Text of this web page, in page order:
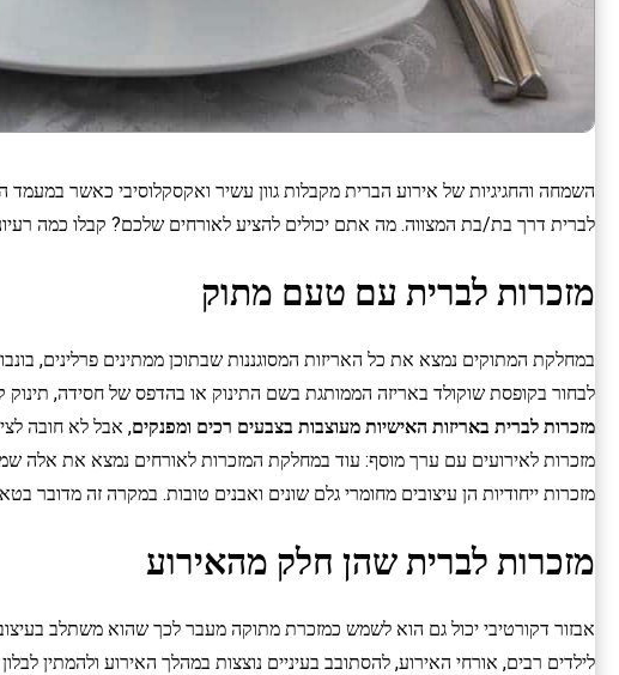
השמחה והחגיגיות של אירוע הברית מקבלות גוון עשיר ואקסקלוסיבי כאשר
לברית דרך בת/בת המצווה. מה אתם יכולים להציע לאורחים שלכם? קבלו כמה
מזכרות לברית עם טעם מתוק
במחלקת המתוקים נמצא את כל האריזות המסוגננות שבתוכן ממתינים פרלינים,
לבחור בקופסת שוקולד באריזה הממותגת בשם התינוק או בהדפס של חסידה, תינוק
מזכרות לברית באריזות האישיות מעוצבות בצבעים רכים ומפנקים, אבל לא חובה
מזכרות לאירועים עם ערך מוסף: עוד במחלקת המזכרות לאורחים נמצא את אלה
מזכרות ייחודיות הן עיצובים מחומרי גלם שונים ואבנים טובות. במקרה זה מדובר
מזכרות לברית שהן חלק מהאירוע
אבזור דקורטיבי יכול גם הוא לשמש כמזכרת מתוקה מעבר לכך שהוא משתלב
לילדים רבים, אורחי האירוע, להסתובב בעיניים נוצצות במהלך האירוע ולהמתין